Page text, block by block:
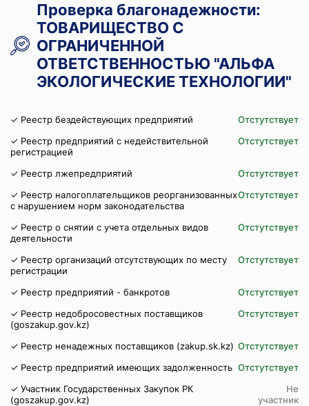
Проверка благонадежности:
ТОВАРИЩЕСТВО С
ОГРАНИЧЕННОЙ
ОТВЕТСТВЕННОСТЬЮ "АЛЬФА
ЭКОЛОГИЧЕСКИЕ ТЕХНОЛОГИИ"
✓ Реестр бездействующих предприятий
Отстутствует
✓ Реестр предприятий с недействительной
регистрацией
Отстутствует
✓ Реестр лжепредприятий
Отстутствует
✓ Реестр налогоплательщиков реорганизованных
с нарушением норм законодательства
Отстутствует
✓ Реестр о снятии с учета отдельных видов
деятельности
Отстутствует
✓ Реестр организаций отсутствующих по месту
регистрации
Отстутствует
✓ Реестр предприятий - банкротов
Отстутствует
✓ Реестр недобросовестных поставщиков
(goszakup.gov.kz)
Отстутствует
✓ Реестр ненадежных поставщиков (zakup.sk.kz) Отстутствует
✓ Реестр предприятий имеющих задолженность Отстутствует
✓ Участник Государственных Закупок РК
(goszakup.gov.kz)
Не
участник